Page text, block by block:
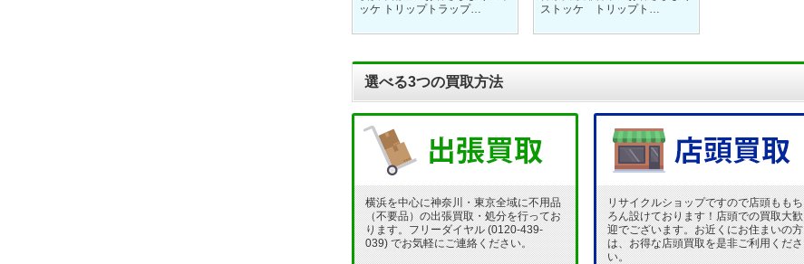
ッケ トリップトラップ…
ストッケ トリップト…
選べる3つの買取方法
横浜を中心に神奈川・東京全域に不用品
（不要品）の出張買取・処分を行ってお
ります。フリーダイヤル (0120-439-
039) でお気軽にご連絡ください。
リサイクルショップですので店頭ももち
ろん設けております！店頭での買取大歓
迎でございます。お近くにお住まいの方
は、お得な店頭買取を是非ご利用くださ
い。